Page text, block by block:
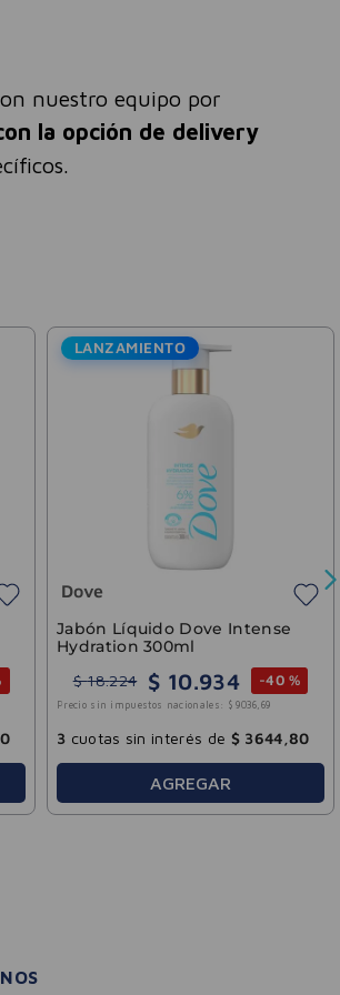
nuestro equipo por
la opción de delivery
LANZAMIENTO
Dove
Jabón Líquido Dove Intense
Hydration 300ml
$ 18.224 $ 10.934 -40 %
Precio sin impuestos nacionales: $ 9036, 69
3 cuotas sin interés de $ 3644 80
AGREGAR